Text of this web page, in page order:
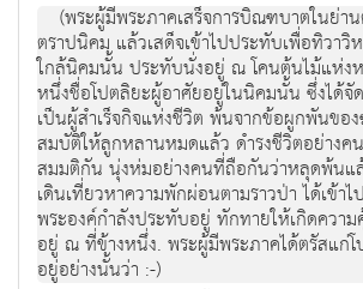
(พระผู้มีพระภาคเสร็จการบิณฑบาตในย่า
ตราปนิคม แล้วเสด็จเข้าไปประทับเพื่อทิวา
ใกล้นิคมนั้น ประทับนั่งอยู่ ณ โคนต้นไม้แห่
หนึ่งชื่อโปตลิยะผู้อาศัยอยู่ในนิคมนั้น ซึ่งได้จัด
เป็นผู้สำเร็จกิจแห่งชีวิต พ้นจากข้อผูกพันขอ
สมบัติให้ลูกหลานหมดแล้ว ดำรงชีวิตอย่างค
สมมติกัน นุ่งห่มอย่างคนที่ถือกันว่าหลุดพ้นแ
เดินเที่ยวหาความพักผ่อนตามราวป่า ได้เข้
พระองค์กำลังประทับอยู่ ทักทายให้เกิดควา
อยู่ ณ ที่ข้างหนึ่ง. พระผู้มีพระภาคได้ตรัสแก่
อยู่อย่างนั้นว่า :-)